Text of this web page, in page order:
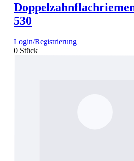
530
Login/Registrierung
0 Stück